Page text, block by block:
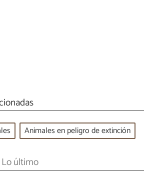
Animales en peligro de extinción
Lo último